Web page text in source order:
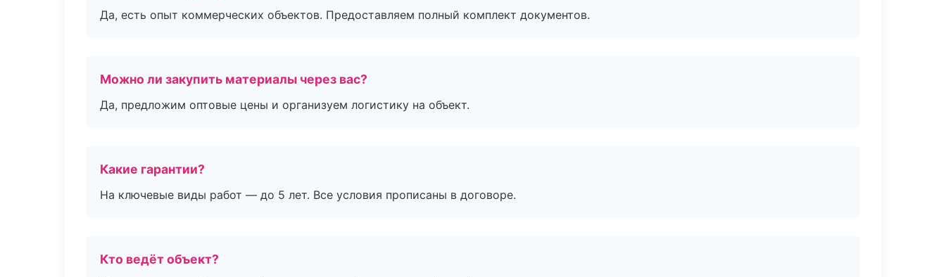
Да, есть опыт коммерческих объектов. Предоставляем полный комплект документов.
Можно ли закупить материалы через вас?
Да, предложим оптовые цены и организуем логистику на объект.
Какие гарантии?
На ключевые виды работ — до 5 лет. Все условия прописаны в договоре.
Кто ведёт объект?